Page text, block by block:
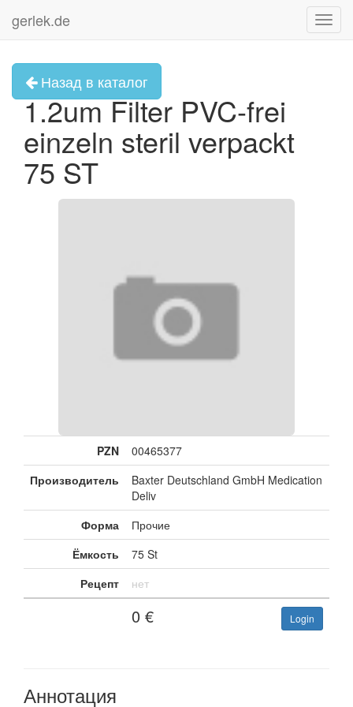
gerlek.de
Назад в каталог
1.2um Filter PVC-frei
einzeln steril verpackt
75 ST
PZN
00465377
Производитель
Baxter Deutschland GmbH Medication
Deliv
Форма
Прочие
Ёмкость
75 St
Рецепт
нет
0 € Login
Аннотация